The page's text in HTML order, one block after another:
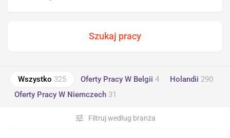
Wszystko 325 Oferty Pracy W Belgii 4 Holandii 290
Oferty Pracy W Niemczech 31
Filtruj według branża
tune